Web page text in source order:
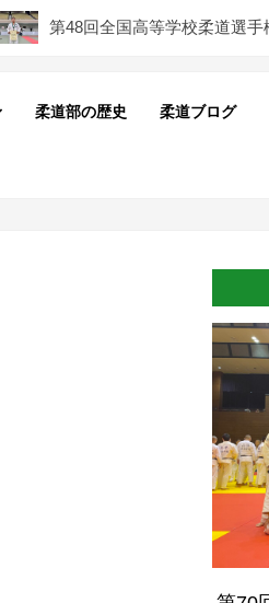
第48回全国高等学校柔道選手権大
柔道部の歴史 柔道ブログ